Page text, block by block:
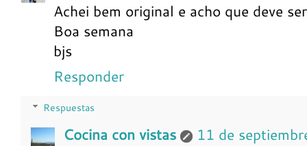
Achei bem original e acho que deve
Boa semana
bjs
Responder
Respuestas
Cocina con vistas
11 de